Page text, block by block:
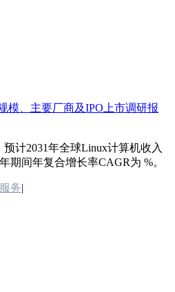
模、主要厂商及IPO上市调研报
计2031年全球Linux计算机收入
期间年复合增长率CAGR为 %。
务|